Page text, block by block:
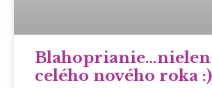
celého nového roka :)